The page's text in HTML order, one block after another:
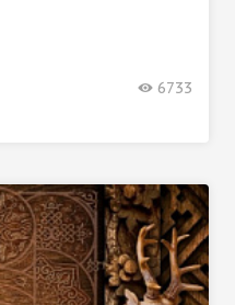
6733